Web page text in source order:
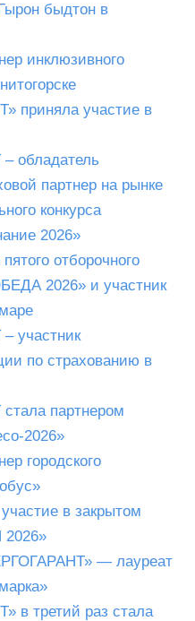
быдтон в
инклюзивного
приняла участие в
обладатель
партнер на рынке
конкурса
2026»
отборочного
2026» и участник
участник
по страхованию в
партнером
2026»
городского
в закрытом
— лауреат
в третий раз стала